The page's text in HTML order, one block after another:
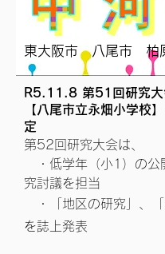
東大阪市 八尾市 柏
R5.11.8 第51回研究大
【八尾市立永畑小学校
定
第52回研究大会は、
・低学年（小1）の公
究討議を担当
・「地区の研究」、「
を誌上発表